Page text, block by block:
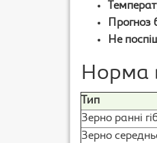
Прогноз
Не
Норма
Тип
Зерно ранні
Зерно